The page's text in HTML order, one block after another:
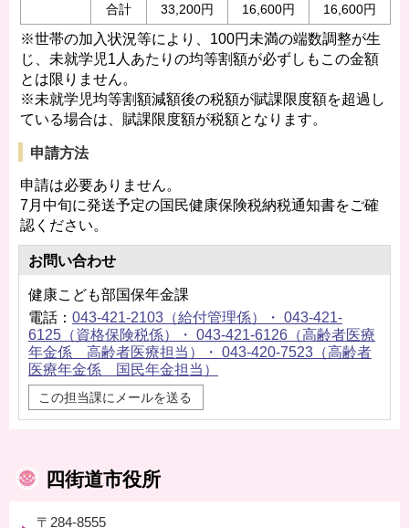
合計 33,200円 16,600円 16,600円
※世帯の加入状況等により、100円未満の端数調整が生
じ、未就学児1人あたりの均等割額が必ずしもこの金額
とは限りません。
※未就学児均等割額減額後の税額が賦課限度額を超過し
ている場合は、賦課限度額が税額となります。
申請方法
申請は必要ありません。
7月中旬に発送予定の国民健康保険税納税通知書をご確
認ください。
お問い合わせ
健康こども部国保年金課
電話： 043-421-2103（給付管理係）・ 043-421-
6125（資格保険税係）・ 043-421-6126（高齢者医療
年金係 高齢者医療担当）・ 043-420-7523（高齢者
医療年金係 国民年金担当）
この担当課にメールを送る
四街道市役所
〒284-8555